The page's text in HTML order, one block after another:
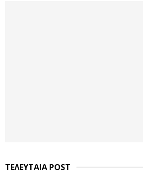
ΤΕΛΕΥΤΑΙΑ POST